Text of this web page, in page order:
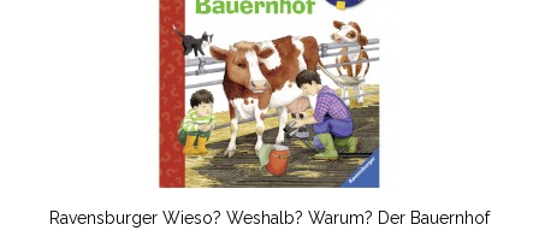
Ravensburger Wieso? Weshalb? Warum? Der Bauernhof